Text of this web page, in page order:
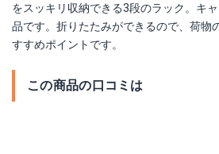
をスッキリ収納できる3段のラック。キ
品です。折りたたみができるので、荷物
すすめポイントです。
この商品の口コミは